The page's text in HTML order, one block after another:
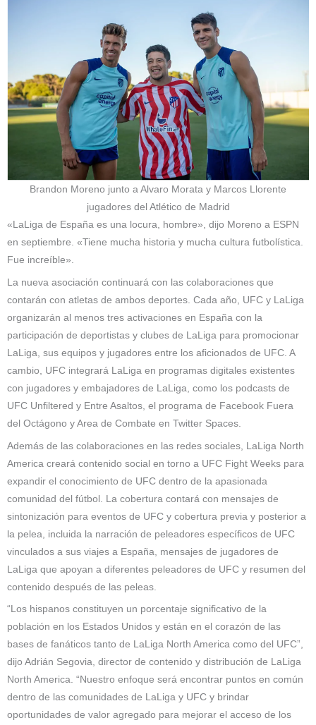
Brandon Moreno junto a Alvaro Morata y Marcos Llorente
jugadores del Atlético de Madrid
«LaLiga de España es una locura, hombre», dijo Moreno a ESPN
en septiembre. «Tiene mucha historia y mucha cultura futbolística.
Fue increíble».
La nueva asociación continuará con las colaboraciones que
contarán con atletas de ambos deportes. Cada año, UFC y LaLiga
organizarán al menos tres activaciones en España con la
participación de deportistas y clubes de LaLiga para promocionar
LaLiga, sus equipos y jugadores entre los aficionados de UFC. A
cambio, UFC integrará LaLiga en programas digitales existentes
con jugadores y embajadores de LaLiga, como los podcasts de
UFC Unfiltered y Entre Asaltos, el programa de Facebook Fuera
del Octágono y Area de Combate en Twitter Spaces.
Además de las colaboraciones en las redes sociales, LaLiga North
America creará contenido social en torno a UFC Fight Weeks para
expandir el conocimiento de UFC dentro de la apasionada
comunidad del fútbol. La cobertura contará con mensajes de
sintonización para eventos de UFC y cobertura previa y posterior a
la pelea, incluida la narración de peleadores específicos de UFC
vinculados a sus viajes a España, mensajes de jugadores de
LaLiga que apoyan a diferentes peleadores de UFC y resumen del
contenido después de las peleas.
“Los hispanos constituyen un porcentaje significativo de la
población en los Estados Unidos y están en el corazón de las
bases de fanáticos tanto de LaLiga North America como del UFC”,
dijo Adrián Segovia, director de contenido y distribución de LaLiga
North America. “Nuestro enfoque será encontrar puntos en común
dentro de las comunidades de LaLiga y UFC y brindar
oportunidades de valor agregado para mejorar el acceso de los